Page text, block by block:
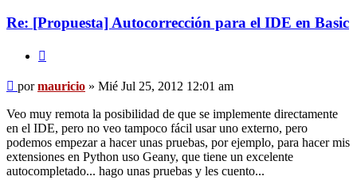
Re: [Propuesta] Autocorrección para el IDE en Basic
Mensaje
pormauricio » Mié Jul 25, 2012 12:01 am
Veo muy remota la posibilidad de que se implemente directamente
en el IDE, pero no veo tampoco fácil usar uno externo, pero
podemos empezar a hacer unas pruebas, por ejemplo, para hacer mis
extensiones en Python uso Geany, que tiene un excelente
autocompletado... hago unas pruebas y les cuento...